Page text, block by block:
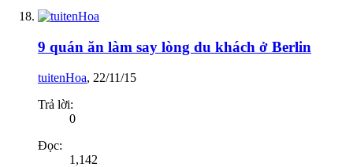
9 quán ăn làm say lòng du khách ở Berlin
tuitenHoa, 22/11/15
Trả lời:
0
Đọc:
1,142